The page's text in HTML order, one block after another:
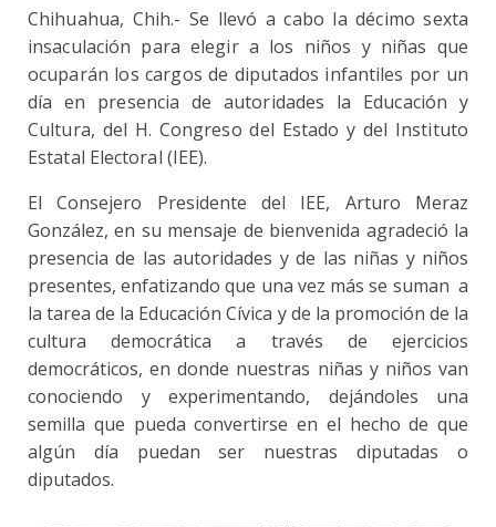
Chihuahua, Chih.- Se llevó a cabo la décimo sexta
insaculación para elegir a los niños y niñas que
ocuparán los cargos de diputados infantiles por un
día en presencia de autoridades la Educación y
Cultura, del H. Congreso del Estado y del Instituto
Estatal Electoral (IEE).
El Consejero Presidente del IEE, Arturo Meraz
González, en su mensaje de bienvenida agradeció la
presencia de las autoridades y de las niñas y niños
presentes, enfatizando que una vez más se suman a
la tarea de la Educación Cívica y de la promoción de la
cultura democrática a través de ejercicios
democráticos, en donde nuestras niñas y niños van
conociendo y experimentando, dejándoles una
semilla que pueda convertirse en el hecho de que
algún día puedan ser nuestras diputadas o
diputados.